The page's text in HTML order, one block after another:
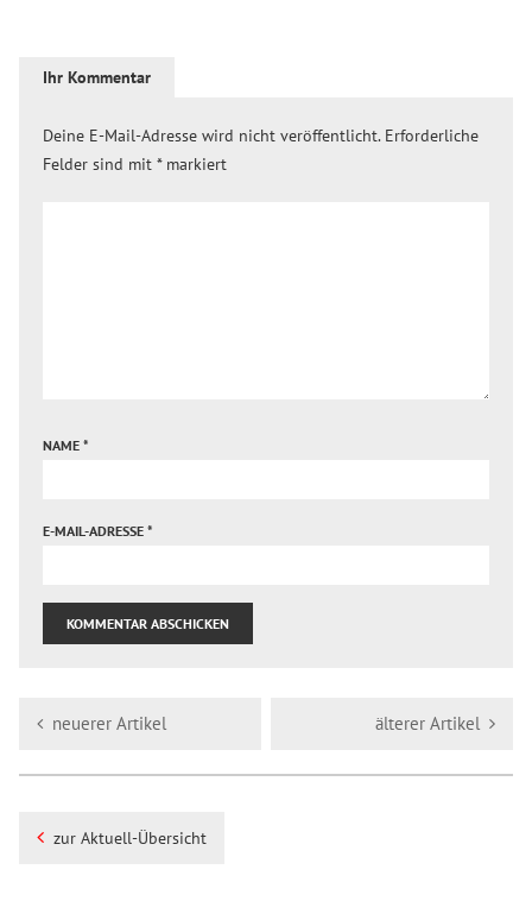
Ihr Kommentar
Deine E-Mail-Adresse wird nicht veröffentlicht. Erforderliche
Felder sind mit *markiert
NAME *
E-MAIL-ADRESSE *
neuerer Artikel älterer Artikel
zur Aktuell-Übersicht